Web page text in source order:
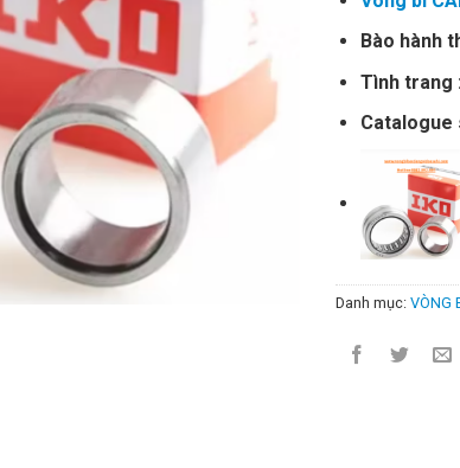
Bào hành
Tình trang
Catalogue
Danh mục: VÒNG